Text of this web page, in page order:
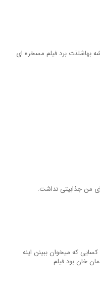
بهاشلذت برد فیلم مسخره ای
من جذابیتی نداشت.
برای کسایی که میخوان ببینن اینه
خان بود فیلم